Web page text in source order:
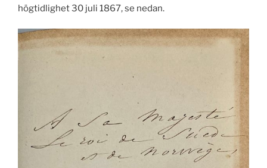
högtidlighet 30 juli 1867, se nedan.